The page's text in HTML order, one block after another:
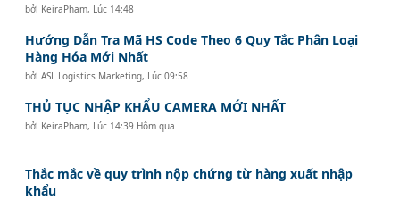
bởi KeiraPham, Lúc 14:48
Hướng Dẫn Tra Mã HS Code Theo 6 Quy Tắc Phân Loại
Hàng Hóa Mới Nhất
bởiASL Logistics Marketing, Lúc 09:58
THỦ TỤC NHẬP KHẨU CAMERA MỚI NHẤT
bởi KeiraPham, Lúc 14:39 Hôm qua
Thắc mắc về quy trình nộp chứng từ hàng xuất nhập
khẩu